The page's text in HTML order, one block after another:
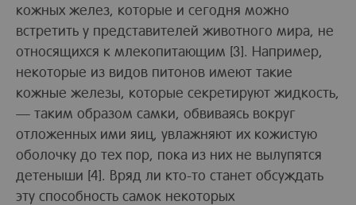
кожных желез, которые и сегодня можно
встретить у представителей животного мира, не
относящихся к млекопитающим [3]. Например,
некоторые из видов питонов имеют такие
кожные железы, которые секретируют жидкость,
— таким образом самки, обвиваясь вокруг
отложенных ими яиц, увлажняют их кожистую
оболочку до тех пор, пока из них не вылупятся
детеныши [4]. Вряд ли кто-то станет обсуждать
эту способность самок некоторых